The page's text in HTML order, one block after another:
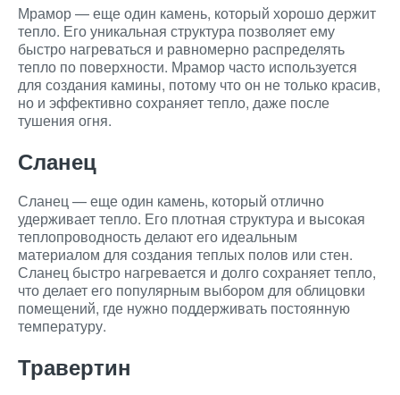
Мрамор — еще один камень, который хорошо держит
тепло. Его уникальная структура позволяет ему
быстро нагреваться и равномерно распределять
тепло по поверхности. Мрамор часто используется
для создания камины, потому что он не только красив,
но и эффективно сохраняет тепло, даже после
тушения огня.
Сланец
Сланец — еще один камень, который отлично
удерживает тепло. Его плотная структура и высокая
теплопроводность делают его идеальным
материалом для создания теплых полов или стен.
Сланец быстро нагревается и долго сохраняет тепло,
что делает его популярным выбором для облицовки
помещений, где нужно поддерживать постоянную
температуру.
Травертин